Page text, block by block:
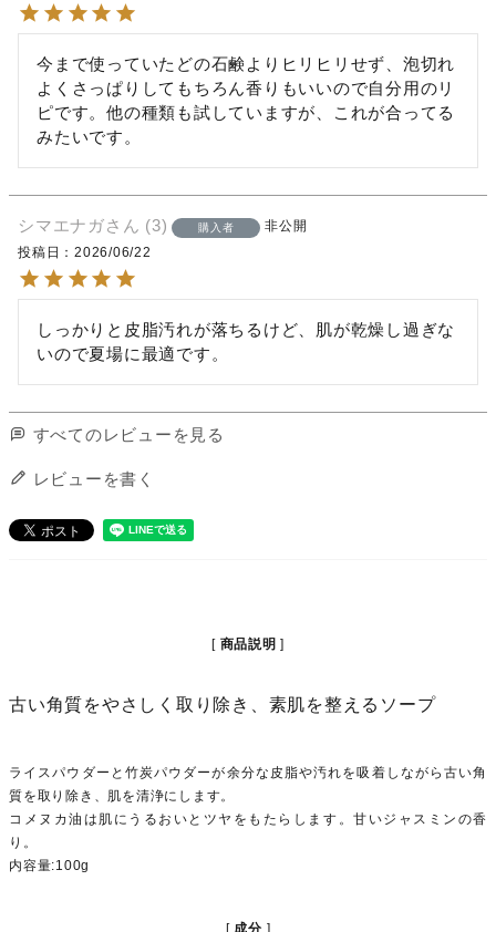
今まで使っていたどの石鹸よりヒリヒリせず、泡切れ
よくさっぱりしてもちろん香りもいいので自分用のリ
ピです。他の種類も試していますが、これが合ってる
みたいです。
シマエナガ 3 購入者
非公開
投稿日
2026/06/22
しっかりと皮脂汚れが落ちるけど、肌が乾燥し過ぎな
いので夏場に最適です。
すべてのレビューを見る
レビューを書く
商品説明
古い角質をやさしく取り除き、素肌を整えるソープ
ライスパウダーと竹炭パウダーが余分な皮脂や汚れを吸着しながら古い角
質を取り除き、肌を清浄にします。
コメヌカ油は肌にうるおいとツヤをもたらします。甘いジャスミンの香
り。
内容量:100g
成分